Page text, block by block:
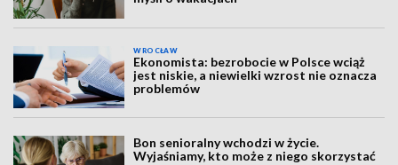
WROCŁAW
Ekonomista: bezrobocie w Polsce wciąż
jest niskie, a niewielki wzrost nie oznacza
problemów
Bon senioralny wchodzi w życie.
Wyjaśniamy, kto może z niego skorzystać